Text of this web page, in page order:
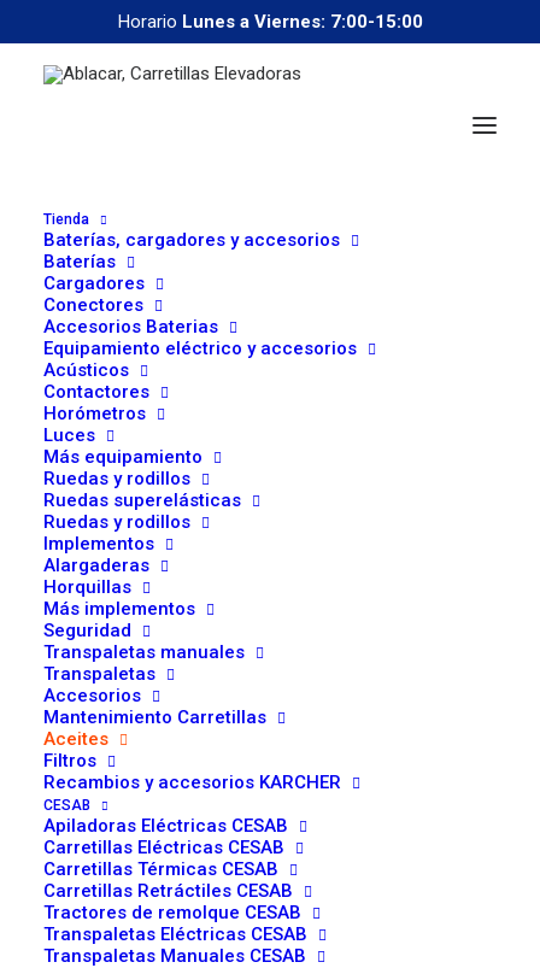
Horario Lunes a Viernes: 7:00-15:00
Tienda
Baterías, cargadores y accesorios
Baterías
Cargadores
Conectores
Accesorios Baterias
Equipamiento eléctrico y accesorios
Acústicos
Contactores
Horómetros
Luces
Más equipamiento
Ruedas y rodillos
Ruedas superelásticas
Ruedas y rodillos
Implementos
Alargaderas
Horquillas
Más implementos
Seguridad
Transpaletas manuales
Transpaletas
Accesorios
Mantenimiento Carretillas
Aceites
Filtros
Recambios y accesorios KARCHER
CESAB
Apiladoras Eléctricas CESAB
Carretillas Eléctricas CESAB
Carretillas Térmicas CESAB
Carretillas Retráctiles CESAB
Tractores de remolque CESAB
Transpaletas Eléctricas CESAB
Transpaletas Manuales CESAB
91 672 91 11
ACEITE GRUPO 5lts.
24,64
MAXITRACTOR 10W30 FS es adecuado para aplicaciones en las
que se recomienden lubricantes con especificaciones CASE MS
1207 y CASE MS1209
Propiedades y Ventajas:
Reduce ruido en frenos sumergidos.
Proporciona excelente capacidad de frenado y protección a los
engranajes.
Excelente capacidad Antidesgaste.
Elevada estabilidad térmica y química.